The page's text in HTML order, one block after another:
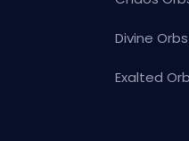
Divine Orbs
Exalted